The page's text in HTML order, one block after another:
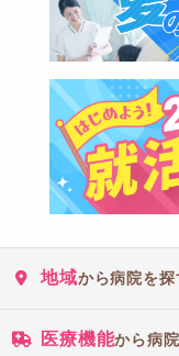
地域から病院を探
医療機能から病